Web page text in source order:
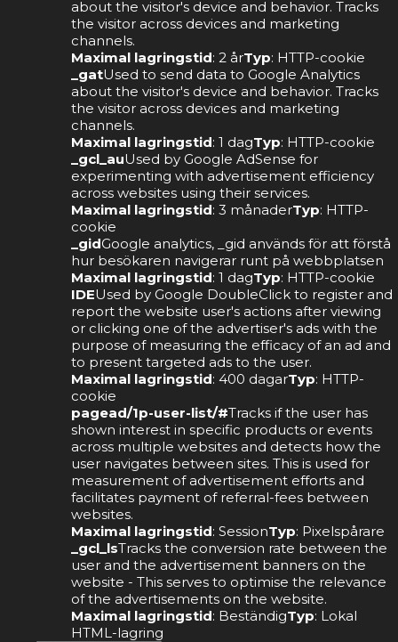
about the visitor's device and behavior. Tracks
the visitor across devices and marketing
channels.
Maximal lagringstid: 2 årTyp: HTTP-cookie
_gatUsed to send data to Google Analytics
about the visitor's device and behavior. Tracks
the visitor across devices and marketing
channels.
Maximal lagringstid: 1 dagTyp: HTTP-cookie
_gcl_auUsed by Google AdSense for
experimenting with advertisement efficiency
across websites using their services.
Maximal lagringstid: 3 månaderTyp: HTTP-
cookie
_gidGoogle analytics, _gid används för att förstå
hur besökaren navigerar runt på webbplatsen
Maximal lagringstid: 1 dagTyp: HTTP-cookie
IDEUsed by Google DoubleClick to register and
report the website user's actions after viewing
or clicking one of the advertiser's ads with the
purpose of measuring the efficacy of an ad and
to present targeted ads to the user.
Maximal lagringstid: 400 dagarTyp: HTTP-
cookie
pagead/1p-user-list/#Tracks if the user has
shown interest in specific products or events
across multiple websites and detects how the
user navigates between sites. This is used for
measurement of advertisement efforts and
facilitates payment of referral-fees between
websites.
Maximal lagringstid: SessionTyp: Pixelspårare
_gcl_lsTracks the conversion rate between the
user and the advertisement banners on the
website - This serves to optimise the relevance
of the advertisements on the website.
Maximal lagringstid: BeständigTyp: Lokal
HTML-lagring